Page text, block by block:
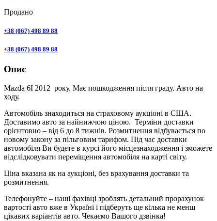
Продано
+38 (067) 498 89 88
+38 (067) 498 89 88
Опис
Mazda 6I 2012 року. Має пошкодження після граду. Авто на
ходу.
Автомобіль знаходиться на страховому аукціоні в США.
Доставимо авто за найнижчою ціною. Терміни доставки
орієнтовно – від 6 до 8 тижнів. Розмитнення відбувається по
новому закону за пільговим тарифом. Під час доставки
автомобіля Ви будете в курсі його місцезнаходження і зможете
відслідковувати переміщення автомобіля на карті світу.
Ціна вказана як на аукціоні, без врахування доставки та
розмитнення.
Телефонуйте – наші фахівці зроблять детальний прорахунок
вартості авто вже в Україні і підберуть ще кілька не менш
цікавих варіантів авто. Чекаємо Вашого дзвінка!